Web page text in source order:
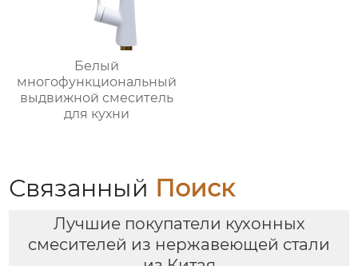
Белый
многофункциональный
выдвижной смеситель
для кухни
Связанный Поиск
Лучшие покупатели кухонных
смесителей из нержавеющей стали